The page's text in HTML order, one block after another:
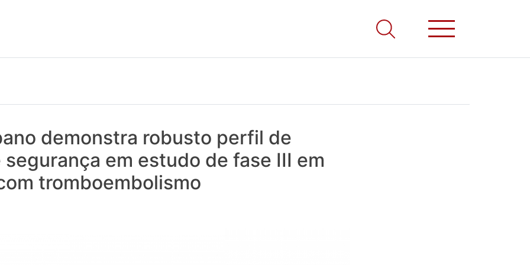
realmente contam! Tudo o que se passa na Saúde!
demonstra robusto perfil de
em estudo de fase III em
tromboembolismo